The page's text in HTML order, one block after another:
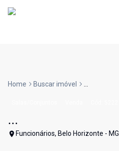
Home Buscar imóvel ...
...
Funcionários, Belo Horizonte - MG